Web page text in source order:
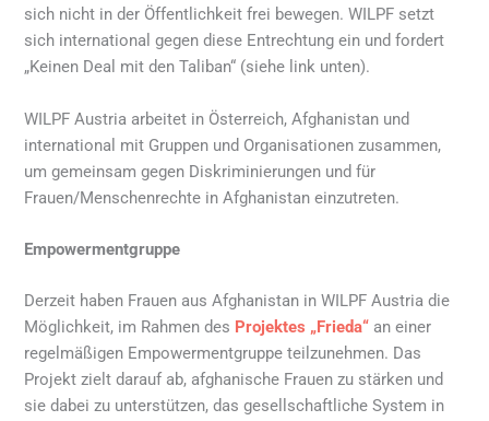
sich nicht in der Öffentlichkeit frei bewegen. WILPF setzt
sich international gegen diese Entrechtung ein und fordert
„Keinen Deal mit den Taliban“ (siehe link unten).
WILPF Austria arbeitet in Österreich, Afghanistan und
international mit Gruppen und Organisationen zusammen,
um gemeinsam gegen Diskriminierungen und für
Frauen/Menschenrechte in Afghanistan einzutreten.
Empowermentgruppe
Derzeit haben Frauen aus Afghanistan in WILPF Austria die
Möglichkeit, im Rahmen des Projektes „Frieda“ an einer
regelmäßigen Empowermentgruppe teilzunehmen. Das
Projekt zielt darauf ab, afghanische Frauen zu stärken und
sie dabei zu unterstützen, das gesellschaftliche System in